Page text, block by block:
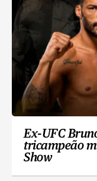
Ex-UFC
tricampeão
Show